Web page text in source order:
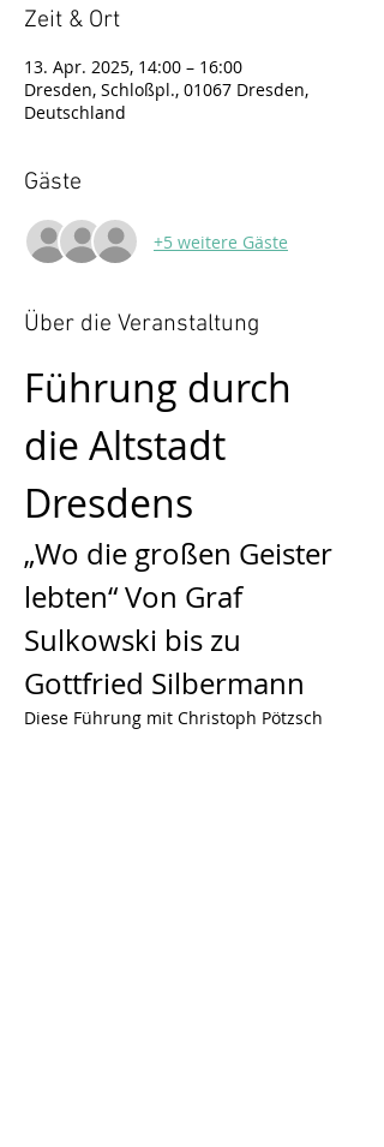
Zeit & Ort
13. Apr. 2025, 14:00 – 16:00
Dresden, Schloßpl., 01067 Dresden,
Deutschland
Gäste
+5 weitere Gäste
Über die Veranstaltung
Führung durch
die Altstadt
Dresdens
„Wo die großen Geister
lebten“ Von Graf
Sulkowski bis zu
Gottfried Silbermann
Diese Führung mit Christoph Pötzsch